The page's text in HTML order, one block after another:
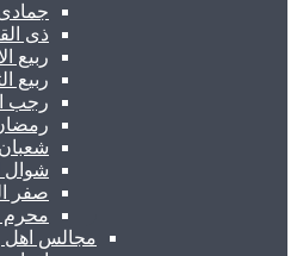
جمادی
ذی
ربیع
ربیع
رجب
رمضان
شعبان
شوال
صفر
محرم
مجالس اهل